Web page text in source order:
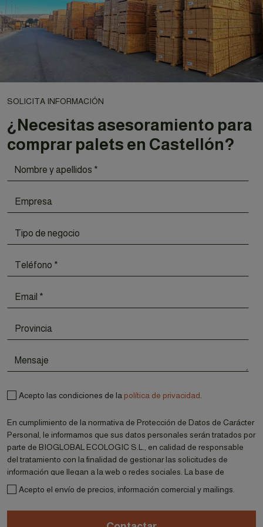
SOLICITA INFORMACIÓN
¿Necesitas asesoramiento para
comprar palets en Castellón?
Acepto las condiciones de la política de privacidad.
En cumplimiento de la normativa de Protección de Datos de Carácter
Personal, le informamos que sus datos personales serán tratados por
parte de BIOGLOBAL ECOLOGIC S.L., en calidad de responsable
del tratamiento con la finalidad de gestionar las solicitudes de
información que llegan a la web o redes sociales. La base de
legitimación del tratamiento es su consentimiento al enviar el
presente formulario. Asimismo, le informamos que, salvo obligación
legal o consentimiento expreso por su parte, BIOGLOBAL
ECOLOGIC S.L. no va a ceder sus datos a terceras personas.
Acepto el envío de precios, información comercial y mailings.